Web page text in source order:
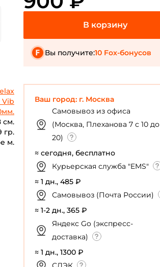
Vib
см.
гр.
м.
Вы получите:10 Fox-бонусов
Ваш город: г. Москва
Самовывоз из офиса
(Москва, Плеханова 7 с 10 до
20)
≈ сегодня, бесплатно
Курьерская служба "EMS"
≈ 1 дн., 485 ₽
Самовывоз (Почта России)
≈ 1-2 дн., 365 ₽
Яндекс Go (экспресс-
доставка)
≈ 1 дн., 1300 ₽